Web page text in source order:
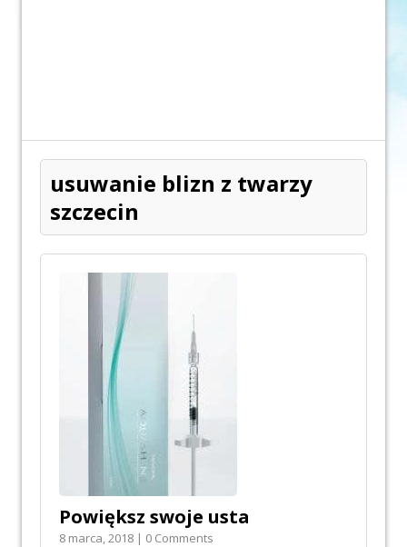
usuwanie blizn z twarzy
szczecin
Powiększ swoje usta
8 marca, 2018 | 0 Comments